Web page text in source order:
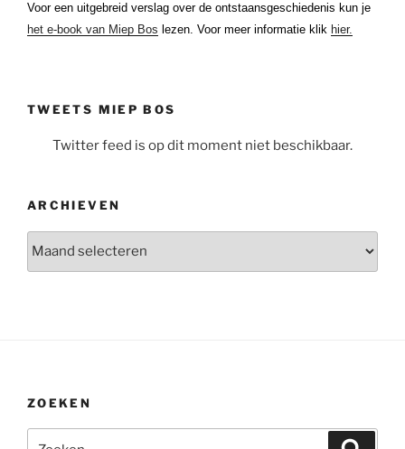
Voor een uitgebreid verslag over de ontstaansgeschiedenis kun je
het e-book van Miep Bos lezen. Voor meer informatie klik hier.
TWEETS MIEP BOS
Twitter feed is op dit moment niet beschikbaar.
ARCHIEVEN
ZOEKEN